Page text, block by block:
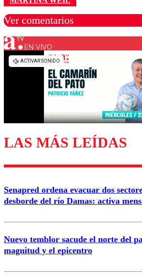
Ver comentarios
Los comentarios son moderados
diálogo respetuoso.
EN VIVO
LAS MÁS LEÍDAS
Senapred ordena evacuar dos
desborde del río Damas: activa
Nuevo temblor sacude el norte del
magnitud y el epicentro